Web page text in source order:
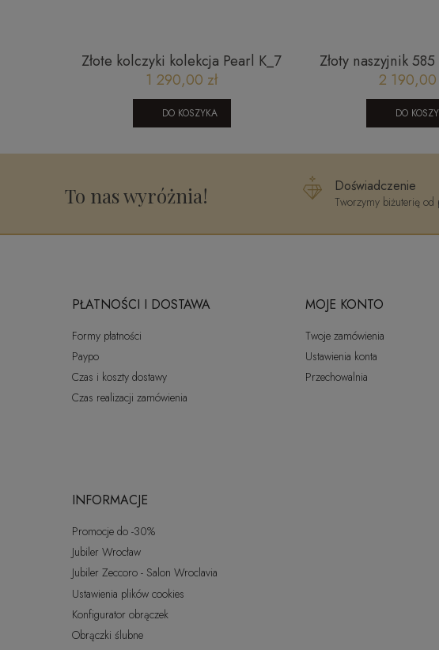
Złote kolczyki kolekcja Pearl K_7
1 290,00 zł
DO KOSZYKA
Złoty naszyjnik
diamentowane
2 190,00
DO
To nas wyróżnia! Doświadczenie
Tworzymy biżuterię od
PŁATNOŚCI I DOSTAWA
Formy płatności
Paypo
Czas i koszty dostawy
Czas realizacji zamówienia
MOJE KONTO
Twoje zamówienia
Ustawienia konta
Przechowalnia
INFORMACJE
Promocje do -30%
Jubiler Wrocław
Jubiler Zeccoro - Salon Wroclavia
Ustawienia plików cookies
Konfigurator obrączek
Obrączki ślubne